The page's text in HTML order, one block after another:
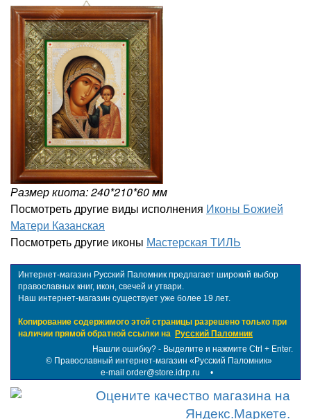
Размер киота: 240*210*60 мм
Посмотреть другие виды исполнения Иконы Божией
Матери Казанская
Посмотреть другие иконы Мастерская ТИЛЬ
Интернет-магазин Русский Паломник предлагает широкий выбор
православных книг, икон, свечей и утвари.
Наш интернет-магазин существует уже более 19 лет.
Копирование содержимого этой страницы разрешено только при
наличии прямой обратной ссылки на Русский Паломник
Нашли ошибку? - Выделите и нажмите Ctrl + Enter.
© Православный интернет-магазин «Русский Паломник»
e-mail order@store.idrp.ru •